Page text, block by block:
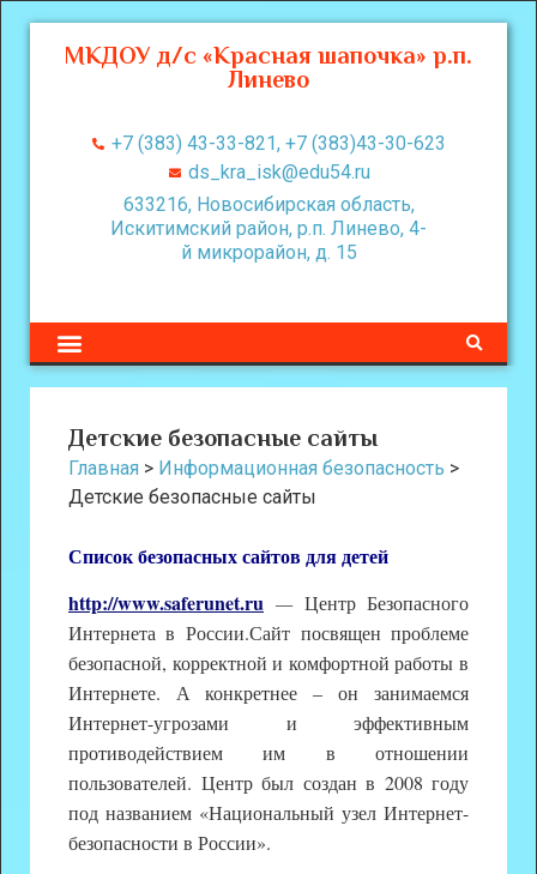
МКДОУ д/с «Красная шапочка» р.п.
Линево
+7 (383) 43-33-821, +7 (383)43-30-623
ds_kra_isk@edu54.ru
633216, Новосибирская область,
Искитимский район, р.п. Линево, 4-
й микрорайон, д. 15
Детские безопасные сайты
Главная > Информационная безопасность >
Детские безопасные сайты
Список безопасных сайтов для детей
http://www.saferunet.ru — Центр Безопасного
Интернета в России.Сайт посвящен проблеме
безопасной, корректной и комфортной работы в
Интернете. А конкретнее – он занимаемся
Интернет-угрозами и эффективным
противодействием им в отношении
пользователей. Центр был создан в 2008 году
под названием «Национальный узел Интернет-
безопасности в России».